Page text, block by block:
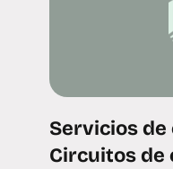
Servicios
Circuitos de